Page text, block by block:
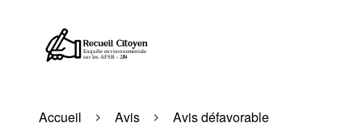
Accueil Avis Avis défavorable